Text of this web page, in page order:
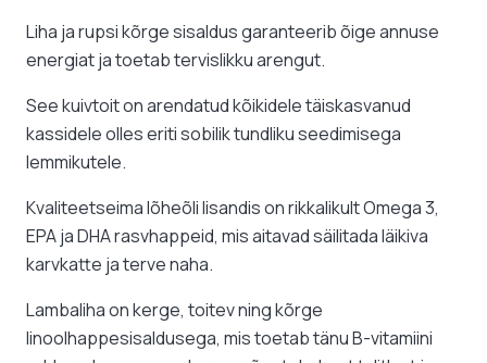
Liha ja rupsi kõrge sisaldus garanteerib õige annuse
energiat ja toetab tervislikku arengut.
See kuivtoit on arendatud kõikidele täiskasvanud
kassidele olles eriti sobilik tundliku seedimisega
lemmikutele.
Kvaliteetseima lõheõli lisandis on rikkalikult Omega 3,
EPA ja DHA rasvhappeid, mis aitavad säilitada läikiva
karvkatte ja terve naha.
Lambaliha on kerge, toitev ning kõrge
linoolhappesisaldusega, mis toetab tänu B-vitamiini